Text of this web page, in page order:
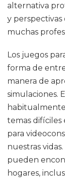
alternativa
y
muchas
Los juegos
forma de
manera de
simulaciones.
temas difíciles
para
nuestras
pueden
hogares,